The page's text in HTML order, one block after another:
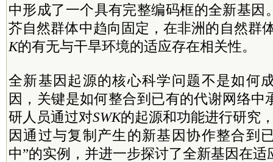
中形成了一个具有完整编码框的全新基因
芥自然群体中趋向固定，在非洲的自然群
K的有无与干旱环境的适应存在相关性。
全新基因起源的核心科学问题不是如何
因，关键是如何整合到已有的代谢网络中
研人员通过对SWK的起源和功能进行研究
因通过与复制产生的新基因协作整合到
中”的实例，并进一步探讨了全新基因在